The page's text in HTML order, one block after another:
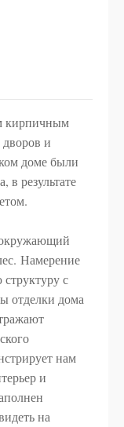
кирпичным
дворов и
доме были
в результате
Намерение
с
отделки дома
нам
и
на